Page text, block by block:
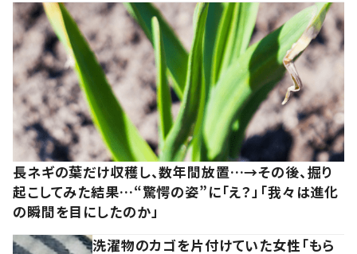
長ネギの葉だけ収穫し、数年間放置…→その後、掘り
起こしてみた結果…“驚愕の姿”に「え？」「我々は進化
の瞬間を目にしたのか」
洗濯物のカゴを片付けていた女性「もら